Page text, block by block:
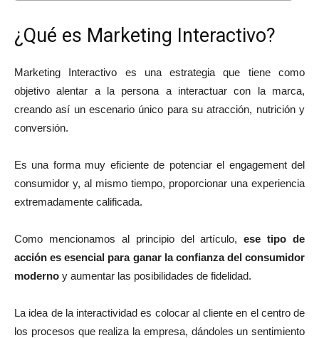
¿Qué es Marketing Interactivo?
Marketing Interactivo es una estrategia que tiene como
objetivo alentar a la persona a interactuar con la marca,
creando así un escenario único para su atracción, nutrición y
conversión.
Es una forma muy eficiente de potenciar el engagement del
consumidor y, al mismo tiempo, proporcionar una experiencia
extremadamente calificada.
Como mencionamos al principio del artículo,ese tipo de
acción es esencial para ganar la confianza del consumidor
moderno y aumentar las posibilidades de fidelidad.
La idea de la interactividad es colocar al cliente en el centro de
los procesos que realiza la empresa, dándoles un sentimiento